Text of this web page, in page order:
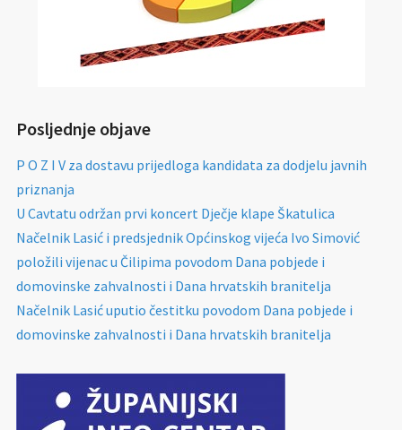
Posljednje objave
P O Z I V za dostavu prijedloga kandidata za dodjelu javnih
priznanja
U Cavtatu održan prvi koncert Dječje klape Škatulica
Načelnik Lasić i predsjednik Općinskog vijeća Ivo Simović
položili vijenac u Čilipima povodom Dana pobjede i
domovinske zahvalnosti i Dana hrvatskih branitelja
Načelnik Lasić uputio čestitku povodom Dana pobjede i
domovinske zahvalnosti i Dana hrvatskih branitelja